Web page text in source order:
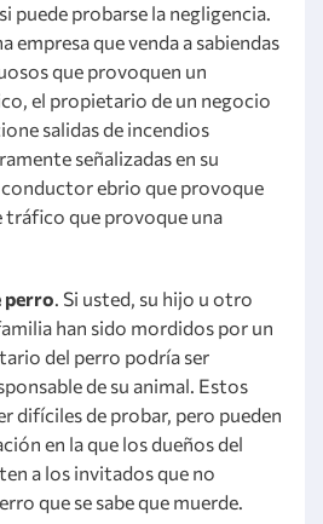
puede probarse la negligencia.
empresa que venda a sabiendas
que provoquen un
el propietario de un negocio
salidas de incendios
señalizadas en su
ebrio que provoque
tráfico que provoque una
perro. Si usted, su hijo u otro
han sido mordidos por un
del perro podría ser
de su animal. Estos
difíciles de probar, pero pueden
en la que los dueños del
a los invitados que no
que se sabe que muerde.